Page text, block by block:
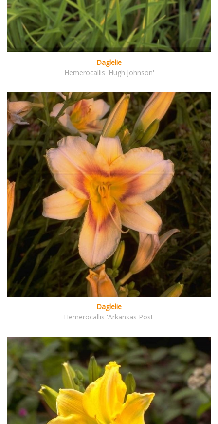
Daglelie
Hemerocallis 'Hugh Johnson'
Daglelie
Hemerocallis 'Arkansas Post'